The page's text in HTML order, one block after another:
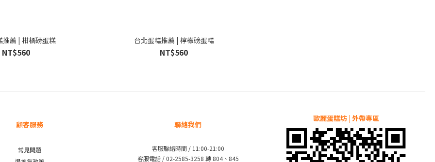
推薦 | 柑橘磅蛋糕
NT$560
台北蛋糕推薦 | 檸檬磅蛋糕
NT$560
顧客服務
常見問題
聯絡我們
客服聯絡時間 / 11:00-21:00
客服電話 / 02-2585-3258 轉 804、845
歐麗蛋糕坊 | 外帶專區